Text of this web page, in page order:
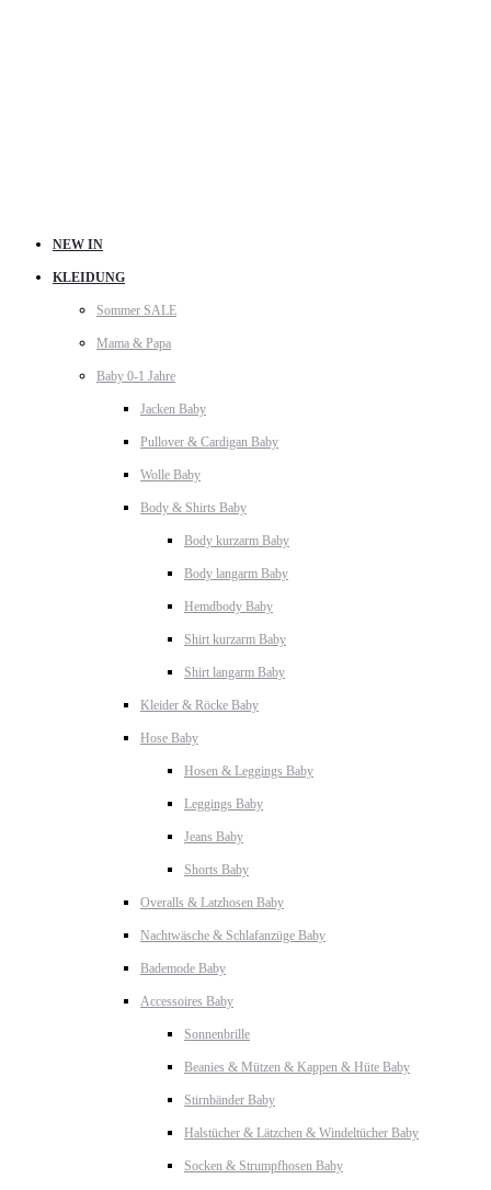
NEW IN
KLEIDUNG
Sommer SALE
Mama & Papa
Baby 0-1 Jahre
Jacken Baby
Pullover & Cardigan Baby
Wolle Baby
Body & Shirts Baby
Body kurzarm Baby
Body langarm Baby
Hemdbody Baby
Shirt kurzarm Baby
Shirt langarm Baby
Kleider & Röcke Baby
Hose Baby
Hosen & Leggings Baby
Leggings Baby
Jeans Baby
Shorts Baby
Overalls & Latzhosen Baby
Nachtwäsche & Schlafanzüge Baby
Bademode Baby
Accessoires Baby
Sonnenbrille
Beanies & Mützen & Kappen & Hüte Baby
Stirnbänder Baby
Halstücher & Lätzchen & Windeltücher Baby
Socken & Strumpfhosen Baby